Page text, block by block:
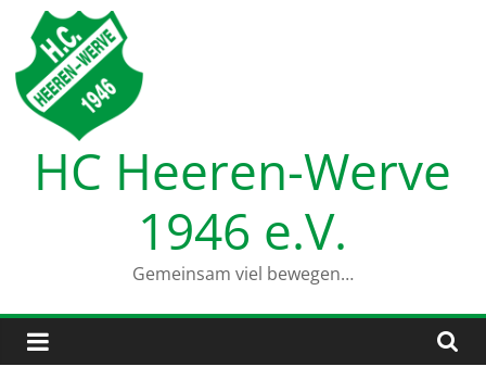
Inhalt
springen
HC Heeren-Werve
1946 e.V.
Gemeinsam viel bewegen…